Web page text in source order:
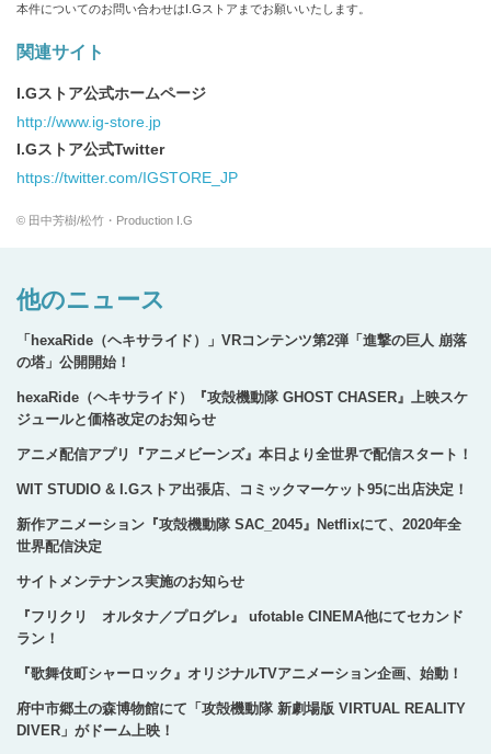
本件についてのお問い合わせはI.Gストアまでお願いいたします。
関連サイト
I.Gストア公式ホームページ
http://www.ig-store.jp
I.Gストア公式Twitter
https://twitter.com/IGSTORE_JP
© 田中芳樹/松竹・Production I.G
他のニュース
「hexaRide（ヘキサライド）」VRコンテンツ第2弾「進撃の巨人 崩落
の塔」公開開始！
hexaRide（ヘキサライド）『攻殻機動隊 GHOST CHASER』上映スケ
ジュールと価格改定のお知らせ
アニメ配信アプリ『アニメビーンズ』本日より全世界で配信スタート！
WIT STUDIO & I.Gストア出張店、コミックマーケット95に出店決定！
新作アニメーション『攻殻機動隊 SAC_2045』Netflixにて、2020年全
世界配信決定
サイトメンテナンス実施のお知らせ
『フリクリ オルタナ／プログレ』 ufotable CINEMA他にてセカンド
ラン！
『歌舞伎町シャーロック』オリジナルTVアニメーション企画、始動！
府中市郷土の森博物館にて「攻殻機動隊 新劇場版 VIRTUAL REALITY
DIVER」がドーム上映！